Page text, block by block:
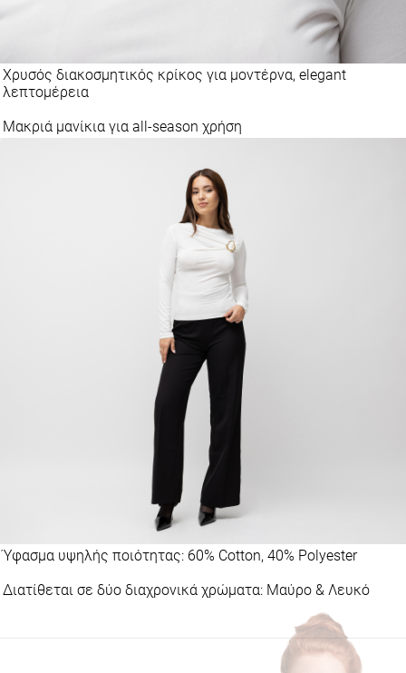
Χρυσός διακοσμητικός κρίκος για μοντέρνα, elegant
λεπτομέρεια
Μακριά μανίκια για all-season χρήση
Ύφασμα υψηλής ποιότητας: 60% Cotton, 40% Polyester
Διατίθεται σε δύο διαχρονικά χρώματα: Μαύρο & Λευκό